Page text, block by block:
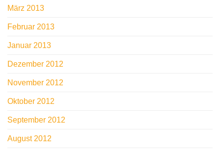
März 2013
Februar 2013
Januar 2013
Dezember 2012
November 2012
Oktober 2012
September 2012
August 2012